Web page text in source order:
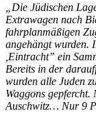
„Die Jüdischen
Extrawagen nach
fahrplanmäßigen
angehängt wurden.
,Eintracht” ein
Bereits in der
wurden alle Juden
Waggons
Auschwitz… Nur 9